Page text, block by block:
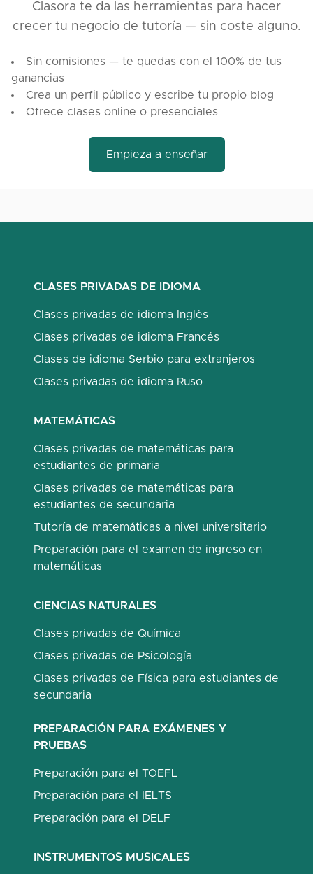
Clasora te da las herramientas para hacer
crecer tu negocio de tutoría — sin coste alguno.
Sin comisiones — te quedas con el 100% de tus
ganancias
Crea un perfil público y escribe tu propio blog
Ofrece clases online o presenciales
Empieza a enseñar
CLASES PRIVADAS DE IDIOMA
Clases privadas de idioma Inglés
Clases privadas de idioma Francés
Clases de idioma Serbio para extranjeros
Clases privadas de idioma Ruso
MATEMÁTICAS
Clases privadas de matemáticas para
estudiantes de primaria
Clases privadas de matemáticas para
estudiantes de secundaria
Tutoría de matemáticas a nivel universitario
Preparación para el examen de ingreso en
matemáticas
CIENCIAS NATURALES
Clases privadas de Química
Clases privadas de Psicología
Clases privadas de Física para estudiantes de
secundaria
PREPARACIÓN PARA EXÁMENES Y
PRUEBAS
Preparación para el TOEFL
Preparación para el IELTS
Preparación para el DELF
INSTRUMENTOS MUSICALES